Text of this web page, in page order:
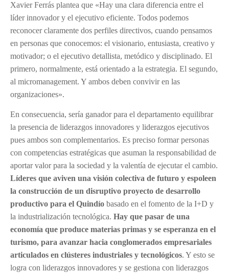
Xavier Ferrás plantea que «Hay una clara diferencia entre el
líder innovador y el ejecutivo eficiente. Todos podemos
reconocer claramente dos perfiles directivos, cuando pensamos
en personas que conocemos: el visionario, entusiasta, creativo y
motivador; o el ejecutivo detallista, metódico y disciplinado. El
primero, normalmente, está orientado a la estrategia. El segundo,
al micromanagement. Y ambos deben convivir en las
organizaciones».
En consecuencia, sería ganador para el departamento equilibrar
la presencia de liderazgos innovadores y liderazgos ejecutivos
pues ambos son complementarios. Es preciso formar personas
con competencias estratégicas que asuman la responsabilidad de
aportar valor para la sociedad y la valentía de ejecutar el cambio.
Líderes que aviven una visión colectiva de futuro y espoleen
la construcción de un disruptivo proyecto de desarrollo
productivo para el Quindío basado en el fomento de la I+D y
la industrialización tecnológica. Hay que pasar de una
economía que produce materias primas y se esperanza en el
turismo, para avanzar hacia conglomerados empresariales
articulados en clústeres industriales y tecnológicos. Y esto se
logra con liderazgos innovadores y se gestiona con liderazgos